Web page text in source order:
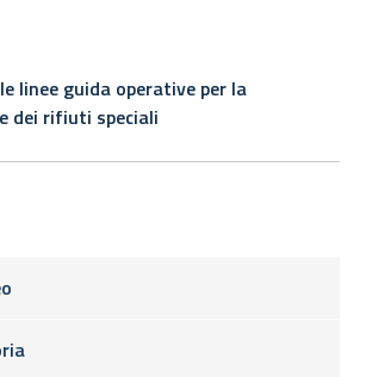
linee guida operative per la
dei rifiuti speciali